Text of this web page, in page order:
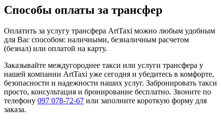
Способы оплаты за трансфер
Оплатить за услугу трансфера ArtTaxi можно любым удобным
для Вас способом: наличными, безналичным расчетом
(безнал) или оплатой на карту.
Заказывайте междугороднее такси или услуги трансфера у
нашей компании ArtTaxi уже сегодня и убедитесь в комфорте,
безопасности и надежности наших услуг. Забронировать такси
просто, консультация и бронирование бесплатно. Звоните по
телефону 097 078-72-67 или заполните короткую форму для
заказа.